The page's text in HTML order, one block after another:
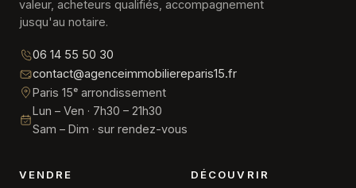
valeur, acheteurs qualifiés, accompagnement
jusqu'au notaire.
06 14 55 50 30
contact@agenceimmobiliereparis15.fr
Paris 15ᵉ arrondissement
Lun – Ven · 7h30 – 21h30
Sam – Dim · sur rendez-vous
VENDRE DÉCOUVRIR